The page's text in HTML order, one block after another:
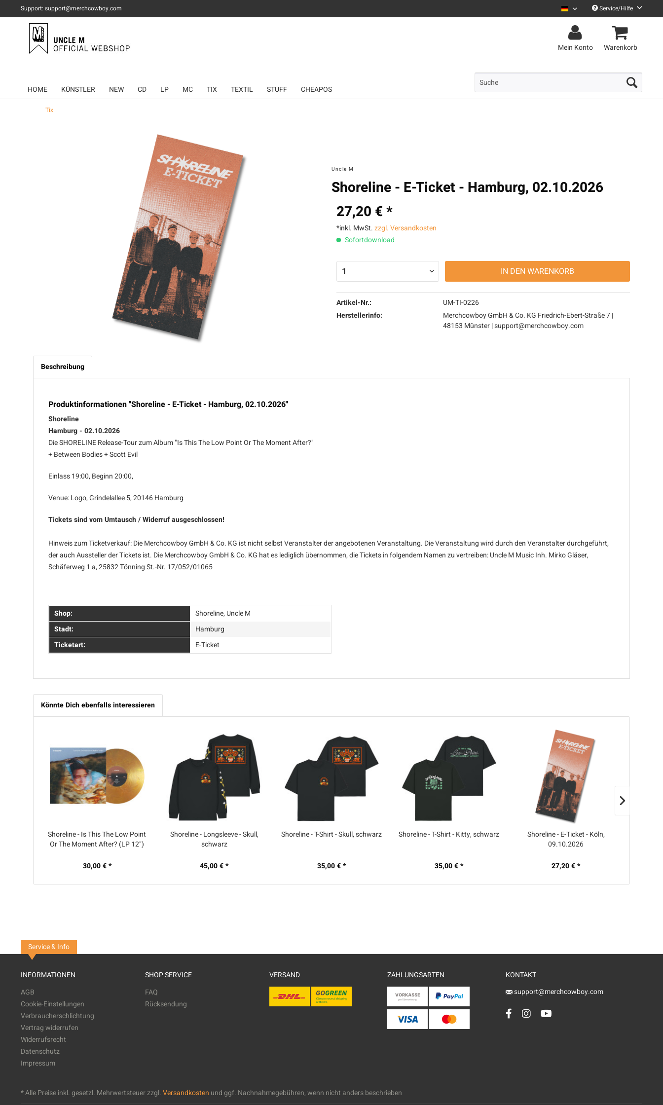
Support: support@merchcowboy.com Uncle M DeutschService/Hilfe
Mein Konto Warenkorb
HOME KÜNSTLER NEW CD LP MC TIX TEXTIL STUFF CHEAPOS
Tix
Uncle M
Shoreline - E-Ticket - Hamburg, 02.10.2026
27,20 € *
*inkl. MwSt.zzgl. Versandkosten
Sofortdownload
IN DEN WARENKORB
Artikel-Nr.:
UM-TI-0226
Herstellerinfo:
Merchcowboy GmbH & Co. KG Friedrich-Ebert-Straße 7 |
48153 Münster | support@merchcowboy.com
Beschreibung
Produktinformationen "Shoreline - E-Ticket - Hamburg, 02.10.2026"
Shoreline
Hamburg - 02.10.2026
Die SHORELINE Release-Tour zum Album "Is This The Low Point Or The Moment After?"
+ Between Bodies + Scott Evil
Einlass 19:00, Beginn 20:00,
Venue: Logo, Grindelallee 5, 20146 Hamburg
Tickets sind vom Umtausch / Widerruf ausgeschlossen!
Hinweis zum Ticketverkauf: Die Merchcowboy GmbH & Co. KG ist nicht selbst Veranstalter der angebotenen Veranstaltung. Die Veranstaltung wird durch den Veranstalter durchgeführt,
der auch Aussteller der Tickets ist. Die Merchcowboy GmbH & Co. KG hat es lediglich übernommen, die Tickets in folgendem Namen zu vertreiben: Uncle M Music Inh. Mirko Gläser,
Schäferweg 1 a, 25832 Tönning St.-Nr. 17/052/01065
Shop:
Shoreline, Uncle M
Stadt:
Hamburg
Ticketart:
E-Ticket
Könnte Dich ebenfalls interessieren
Shoreline - Is This The Low Point
Or The Moment After? (LP 12")
30,00 € *
Shoreline - Longsleeve - Skull,
schwarz
45,00 € *
Shoreline - T-Shirt - Skull, schwarz
35,00 € *
Shoreline - T-Shirt - Kitty, schwarz
35,00 € *
Shoreline - E-Ticket - Köln,
09.10.2026
27,20 € *
Service & Info
INFORMATIONEN
AGB
Cookie-Einstellungen
Verbraucherschlichtung
Vertrag widerrufen
Widerrufsrecht
Datenschutz
Impressum
SHOP SERVICE
FAQ
Rücksendung
VERSAND ZAHLUNGSARTEN
KONTAKT
support@merchcowboy.com
* Alle Preise inkl. gesetzl. Mehrwertsteuer zzgl.Versandkosten und ggf. Nachnahmegebühren, wenn nicht anders beschrieben